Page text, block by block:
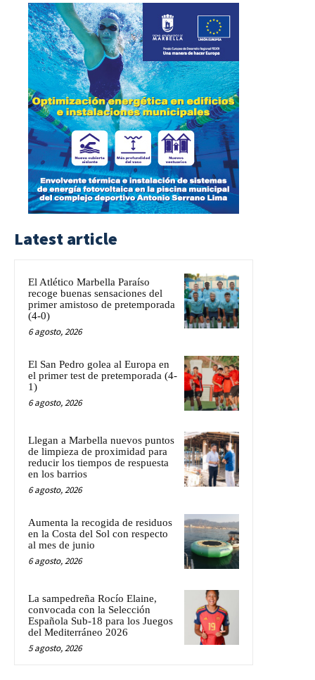
Latest article
El Atlético Marbella Paraíso
recoge buenas sensaciones del
primer amistoso de pretemporada
(4-0)
6 agosto, 2026
El San Pedro golea al Europa en
el primer test de pretemporada (4-
1)
6 agosto, 2026
Llegan a Marbella nuevos puntos
de limpieza de proximidad para
reducir los tiempos de respuesta
en los barrios
6 agosto, 2026
Aumenta la recogida de residuos
en la Costa del Sol con respecto
al mes de junio
6 agosto, 2026
La sampedreña Rocío Elaine,
convocada con la Selección
Española Sub-18 para los Juegos
del Mediterráneo 2026
5 agosto, 2026